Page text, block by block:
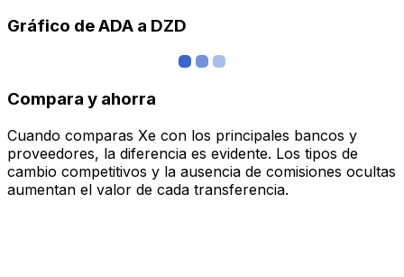
Gráfico de ADA a DZD
Compara y ahorra
Cuando comparas Xe con los principales bancos y
proveedores, la diferencia es evidente. Los tipos de
cambio competitivos y la ausencia de comisiones ocultas
aumentan el valor de cada transferencia.